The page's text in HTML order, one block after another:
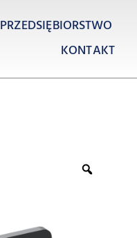
PRZEDSIĘBIORSTWO
KONTAKT